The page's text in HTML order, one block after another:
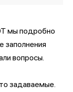
мы подробно
заполнения
вопросы.
задаваемые.